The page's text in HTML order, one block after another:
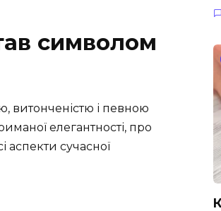
символом
витонченістю і певною
елегантності, про
аспекти сучасної